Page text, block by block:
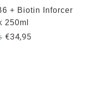
+ Biotin Inforcer
250ml
€34,95